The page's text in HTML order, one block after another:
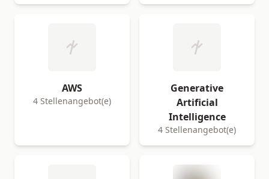
AWS
4 Stellenangebot(e)
Generative
Artificial
Intelligence
4 Stellenangebot(e)